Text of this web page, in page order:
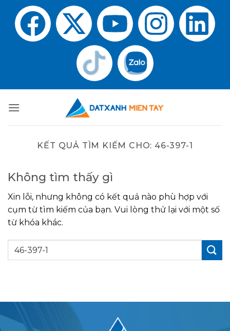
KẾT QUẢ TÌM KIẾM CHO: 46-397-1
Không tìm thấy gì
Xin lỗi, nhưng không có kết quả nào phù hợp với
cụm từ tìm kiếm của bạn. Vui lòng thử lại với một số
từ khóa khác.